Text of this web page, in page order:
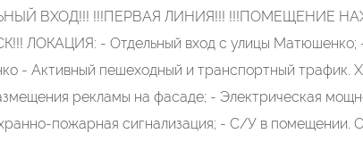
ВХОД!!! !!!ПЕРВАЯ ЛИНИЯ!!! !!!ПОМЕЩЕНИЕ
ЛОКАЦИЯ: - Отдельный вход с улицы Матюшенко;
- Активный пешеходный и транспортный
рекламы на фасаде; - Электрическая
пожарная сигнализация; - С/У в помещении.